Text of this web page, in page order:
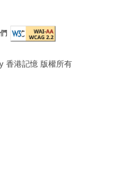
香港記憶 版權所有